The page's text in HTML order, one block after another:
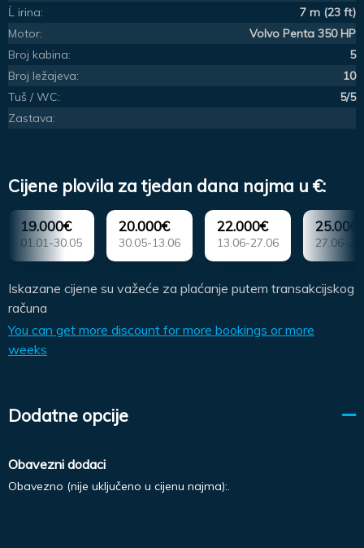
Ĺ irina:
7 m (23 ft)
Motor:
Volvo Penta 350 HP
Broj kabina:
5
Broj ležajeva:
10
Tuš / WC:
5/5
Zastava:
Cijene plovila za tjedan dana najma u €:
19.000€
01.01-30.05
20.000€
30.05-13.06
22.000€
13.06-27.06 27.06-
Iskazane cijene su važeće za plaćanje putem transakcijskog
računa
You can get more discount for more bookings or more
weeks
Dodatne opcije
Obavezni dodaci
Obavezno (nije uključeno u cijenu najma):.